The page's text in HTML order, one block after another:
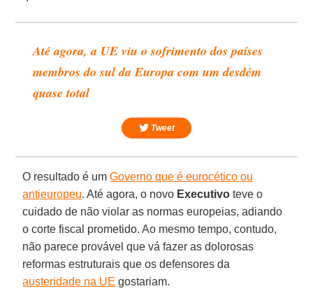
Até agora, a UE viu o sofrimento dos países
membros do sul da Europa com um desdém
quase total
Tweet
O resultado é umGoverno que é eurocético ou
antieuropeu. Até agora, o novo Executivo teve o
cuidado de não violar as normas europeias, adiando
o corte fiscal prometido. Ao mesmo tempo, contudo,
não parece provável que vá fazer as dolorosas
reformas estruturais que os defensores da
austeridade na UE gostariam.